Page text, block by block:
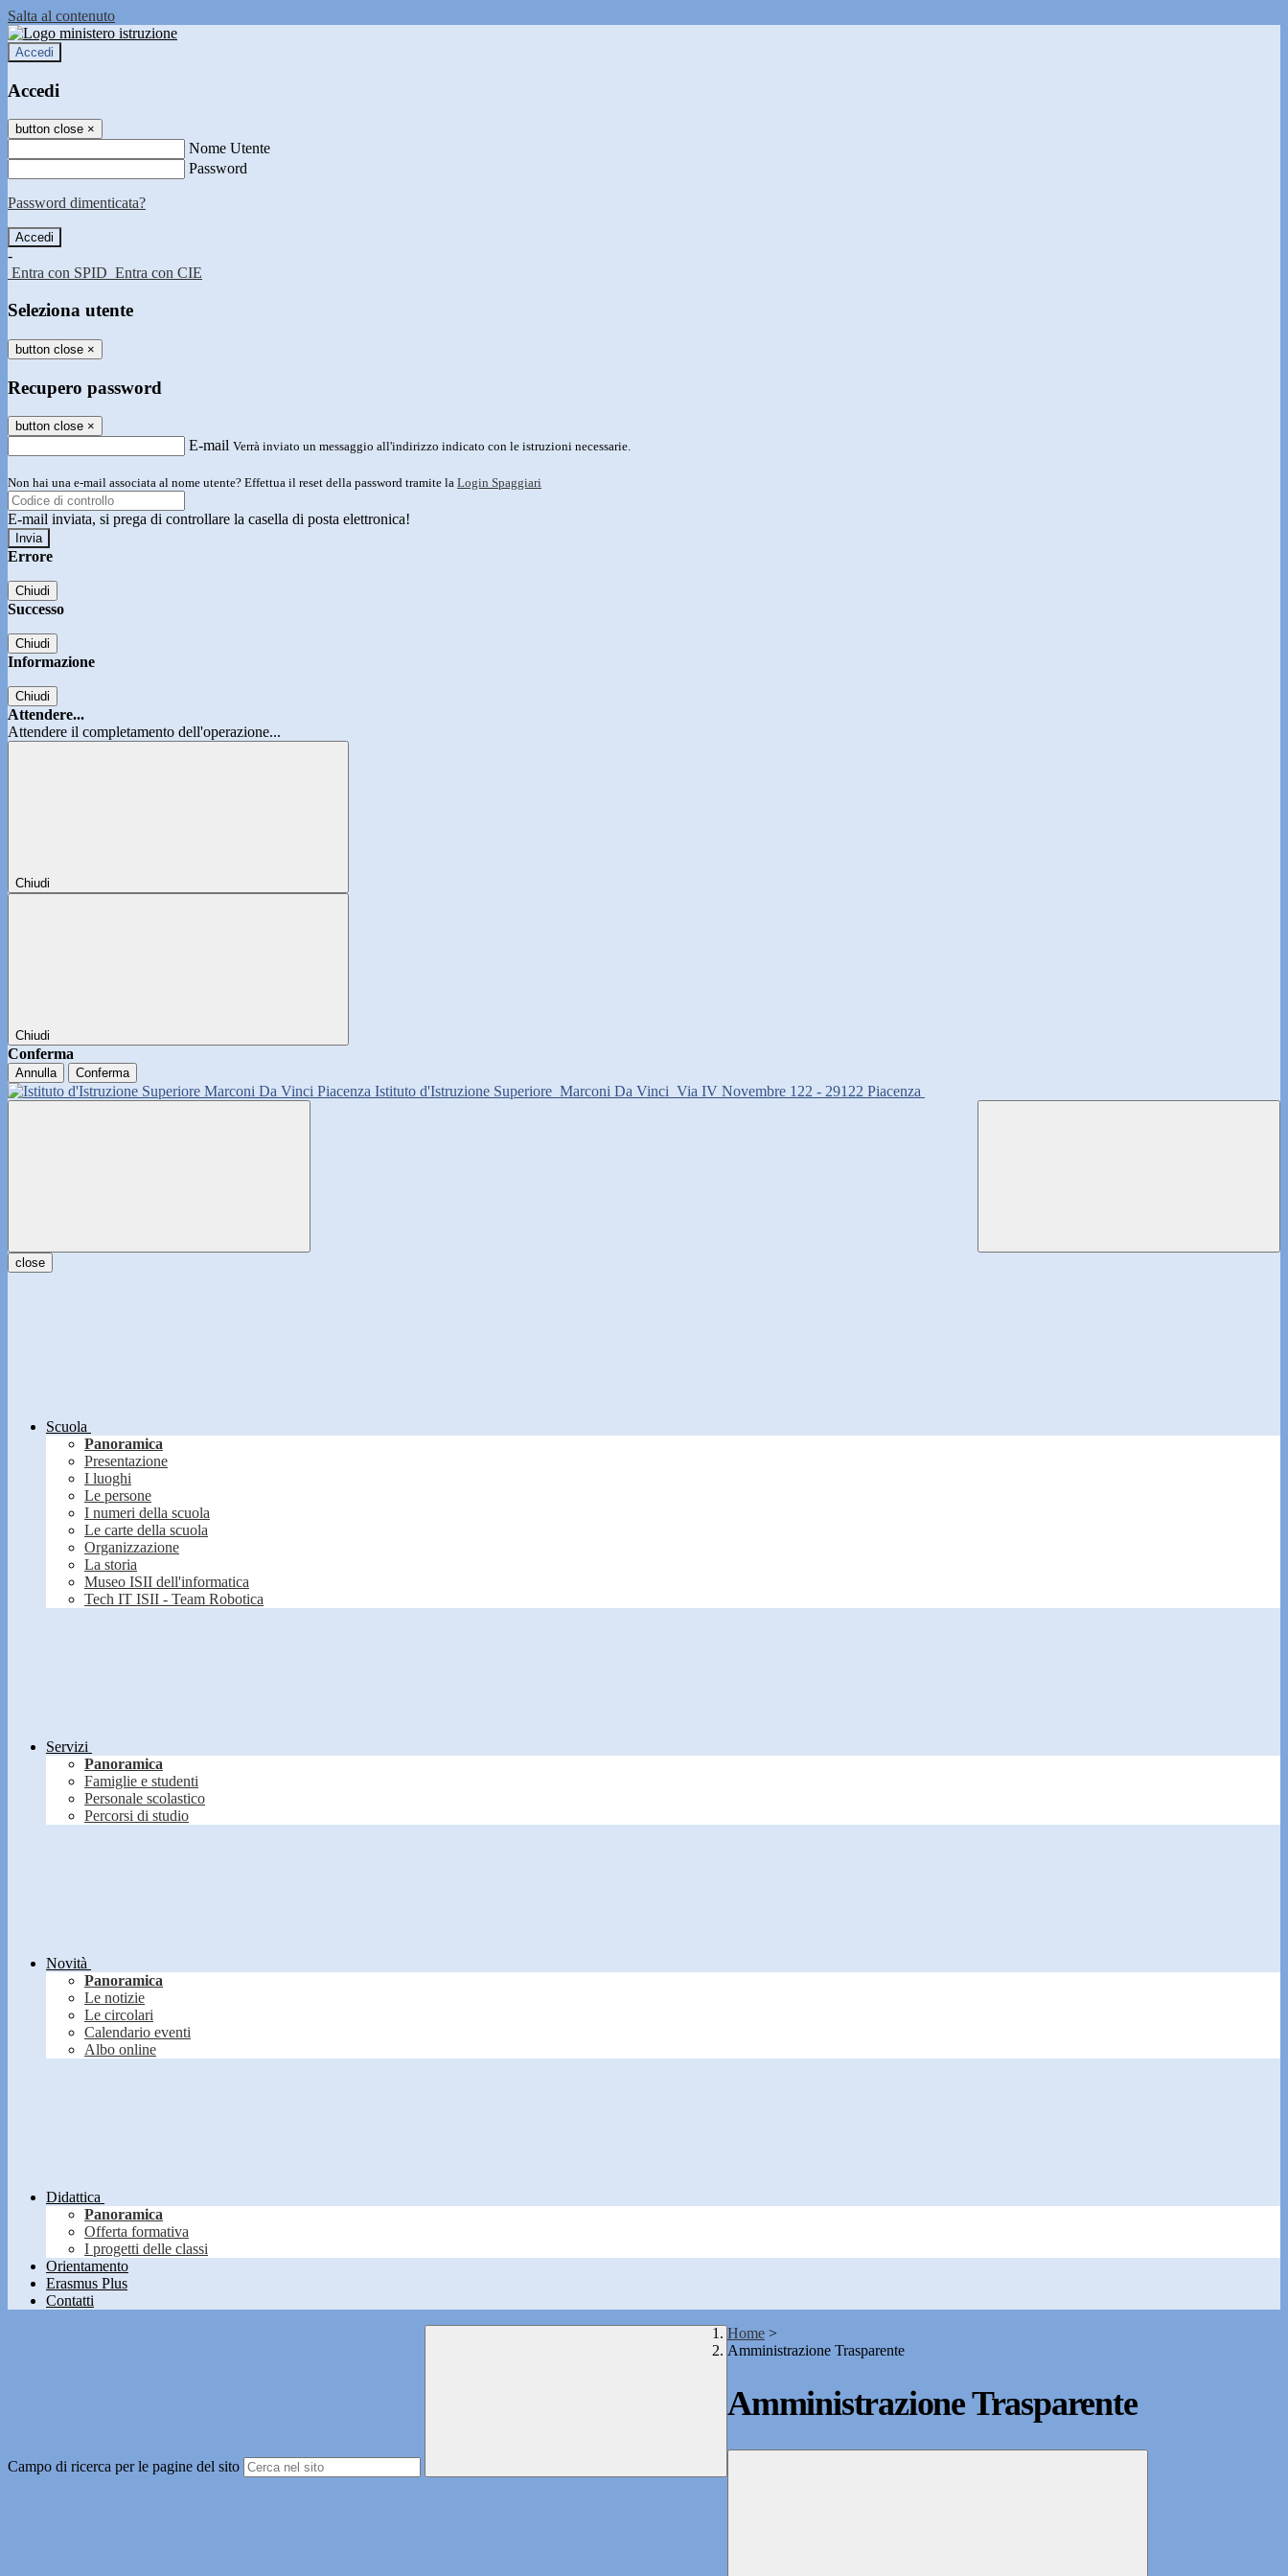
Salta al contenuto
Accedi
Accedi
button close ×
Nome Utente
Password
Password dimenticata?
-
Entra con SPID Entra con CIE
Seleziona utente
button close ×
Recupero password
button close ×
E-mail Verrà inviato un messaggio all'indirizzo indicato con le istruzioni necessarie.
Non hai una e-mail associata al nome utente? Effettua il reset della password tramite la Login Spaggiari
E-mail inviata, si prega di controllare la casella di posta elettronica!
Errore
Chiudi
Successo
Chiudi
Informazione
Chiudi
Attendere...
Attendere il completamento dell'operazione...
Chiudi
Chiudi
Conferma
Annulla Conferma
Istituto d'Istruzione Superiore Marconi Da Vinci Via IV Novembre 122 - 29122 Piacenza
close
Scuola
Panoramica
Presentazione
I luoghi
Le persone
I numeri della scuola
Le carte della scuola
Organizzazione
La storia
Museo ISII dell'informatica
Tech IT ISII - Team Robotica
Servizi
Panoramica
Famiglie e studenti
Personale scolastico
Percorsi di studio
Novità
Panoramica
Le notizie
Le circolari
Calendario eventi
Albo online
Didattica
Panoramica
Offerta formativa
I progetti delle classi
Orientamento
Erasmus Plus
Contatti
Campo di ricerca per le pagine del sito
Home >
Amministrazione Trasparente
Amministrazione Trasparente